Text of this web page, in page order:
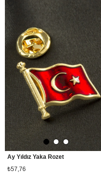
Ay Yıldız Yaka Rozet
₺57,76